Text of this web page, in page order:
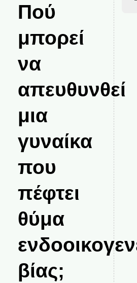
Πού
μπορεί
να
απευθυνθεί
μια
γυναίκα
που
πέφτει
θύμα
βίας;